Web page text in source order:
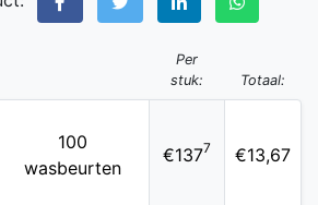
Per
stuk:
Totaal:
100
wasbeurten
€1377 €13,67